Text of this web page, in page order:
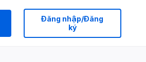
Đăng nhập/Đăng
ký